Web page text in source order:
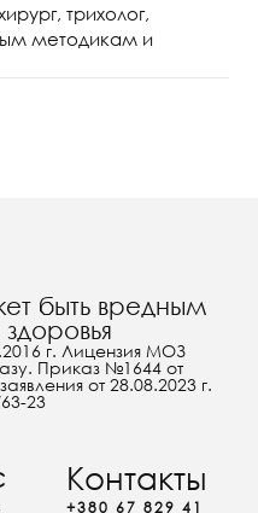
трихолог,
методикам и
быть вредным
г. Лицензия МОЗ
Приказ №1644 от
от 28.08.2023 г.
23
Контакты
+380 67 829 41